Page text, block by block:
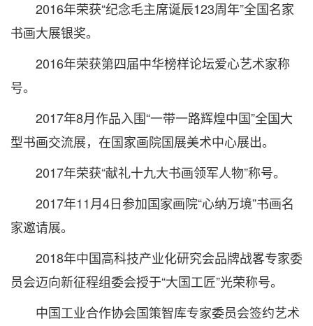
2016年荣获“纪念毛主席诞辰123周年”全国名家
书画大展银奖。
2016年荣获第四届中华榜样论坛爱心艺术家称
号。
2017年8月作品入围“一带一路辉煌中国”全国大
型书画交流展，在国家画院国展美术中心展出。
2017年荣获“献礼十九大书画领军人物”称号。
2017年11月4日参加国家画院“心纳万境”书画名
家邀请展。
2018年中国高科技产业化研究会品牌战畧专家委
员会迈向新征程组委会授于“大国工匠”光荣称号。
中国工业合作协会国策智库专家委员会签约艺术